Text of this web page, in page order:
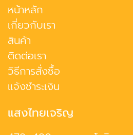
หน้าหลัก
เกี่ยวกับเรา
สินค้า
ติดต่อเรา
วิธีการสั่งซื้อ
แจ้งชำระเงิน
แสงไทยเจริญ